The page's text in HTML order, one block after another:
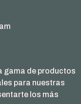
gama de productos
para nuestras
los más